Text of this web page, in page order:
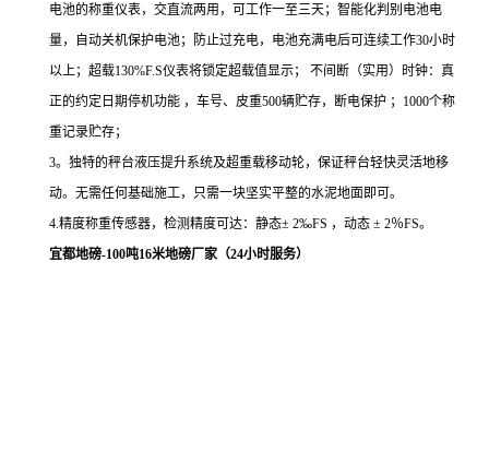
电池的称重仪表，交直流两用，可工作一至三天；智能化判别电池电
量，自动关机保护电池；防止过充电，电池充满电后可连续工作30小时
以上；超载130%F.S仪表将锁定超载值显示； 不间断（实用）时钟：真
正的约定日期停机功能 ，车号、皮重500辆贮存，断电保护 ；1000个称
重记录贮存；
3。独特的秤台液压提升系统及超重载移动轮，保证秤台轻快灵活地移
动。无需任何基础施工，只需一块坚实平整的水泥地面即可。
4.精度称重传感器，检测精度可达：静态± 2‰FS ，动态 ± 2％FS。
宜都地磅-100吨16米地磅厂家（24小时服务）